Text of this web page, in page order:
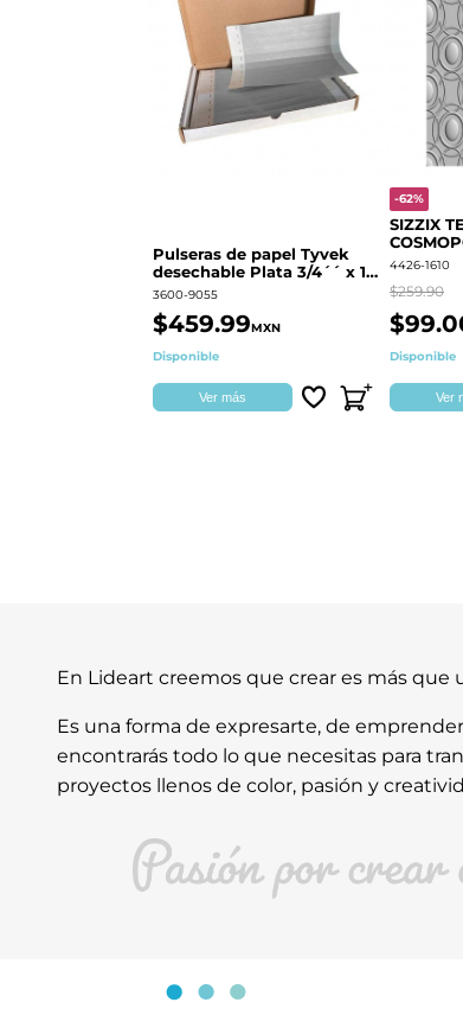
Pulseras de papel Tyvek
desechable Plata 3/4´´ x 10
´´
3600-9055
$459.99MXN
Disponible
Ver más
-62%
SIZZIX
4426-1610
$259.90
Disponible
Ver
En Lideart creemos que crear es más que
Es una forma de expresarte, de
encontrarás todo lo que necesitas para
proyectos llenos de color, pasión y